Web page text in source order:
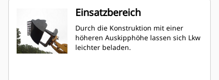
Einsatzbereich
Durch die Konstruktion mit einer
höheren Auskipphöhe lassen sich Lkw
leichter beladen.